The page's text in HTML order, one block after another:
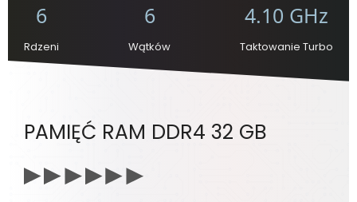
6
Rdzeni
6
Wątków
4.10 GHz
Taktowanie Turbo
PAMIĘĆ RAM DDR4 32 GB